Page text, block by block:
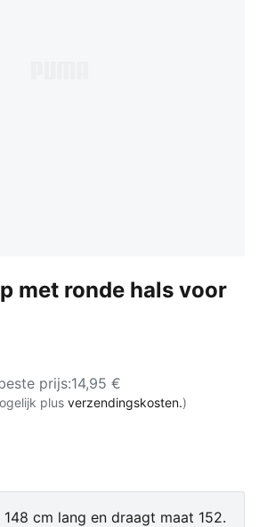
met ronde hals voor
prijs:14,95 €
plus verzendingskosten.)
cm lang en draagt maat 152.